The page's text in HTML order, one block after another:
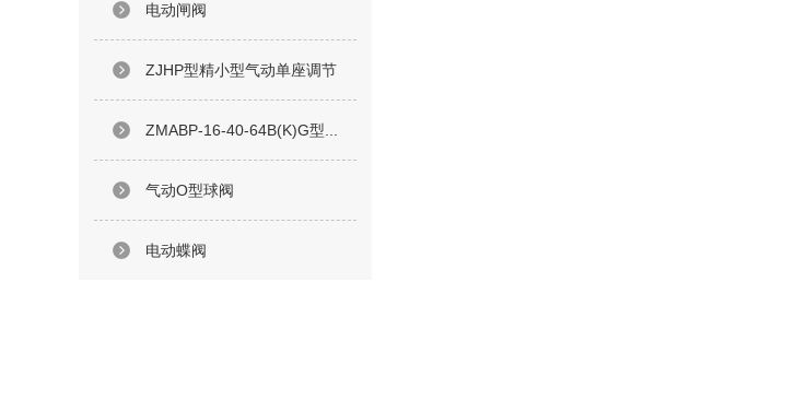
电动闸阀
ZJHP型精小型气动单座调节
ZMABP-16-40-64B(K)G型...
气动O型球阀
电动蝶阀